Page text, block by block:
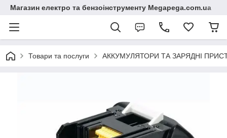
Магазин електро та бензоінструменту Megapega.com.ua
Товари та послуги АККУМУЛЯТОРИ ТА ЗАРЯДНІ